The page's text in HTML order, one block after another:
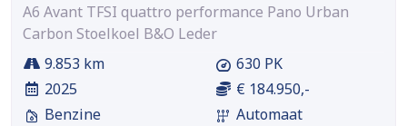
A6 Avant TFSI quattro performance Pano Urban
Carbon Stoelkoel B&O Leder
9.853 km
2025
Benzine
630 PK
€ 184.950,-
Automaat